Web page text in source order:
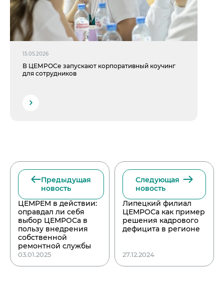
15.05.2026
В ЦЕМРОСе запускают корпоративный коучинг
для сотрудников
Предыдущая
новость
ЦЕМРЕМ в действии:
оправдал ли себя
выбор ЦЕМРОСа в
пользу внедрения
собственной
ремонтной службы
03.01.2025
Следующая
новость
Липецкий филиал
ЦЕМРОСа как пример
решения кадрового
дефицита в регионе
27.12.2024